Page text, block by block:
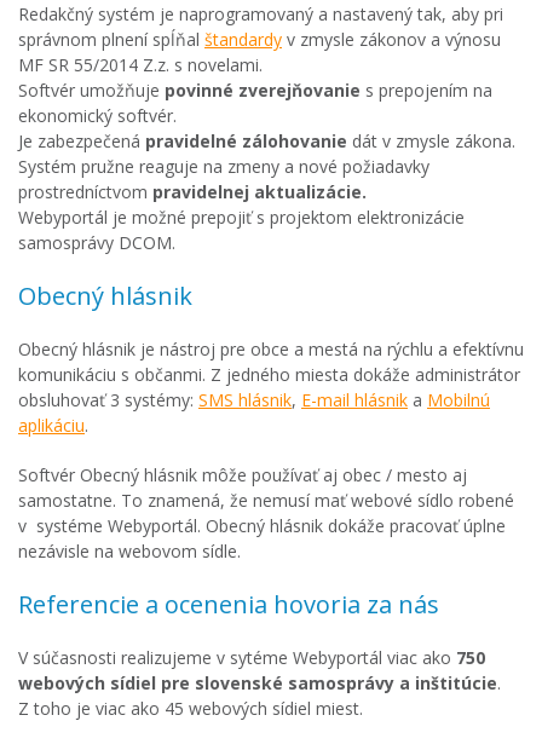
Redakčný systém je naprogramovaný a nastavený tak, aby pri
správnom plnení spĺňal štandardy v zmysle zákonov a výnosu
MF SR 55/2014 Z.z. s novelami.
Softvér umožňuje povinné zverejňovanie s prepojením na
ekonomický softvér.
Je zabezpečená pravidelné zálohovanie dát v zmysle zákona.
Systém pružne reaguje na zmeny a nové požiadavky
prostredníctvom pravidelnej aktualizácie.
Webyportál je možné prepojiť s projektom elektronizácie
samosprávy DCOM.
Obecný hlásnik
Obecný hlásnik je nástroj pre obce a mestá na rýchlu a efektívnu
komunikáciu s občanmi. Z jedného miesta dokáže administrátor
obsluhovať 3 systémy: SMS hlásnik, E-mail hlásnik a Mobilnú
aplikáciu.
Softvér Obecný hlásnik môže používať aj obec / mesto aj
samostatne. To znamená, že nemusí mať webové sídlo robené
v systéme Webyportál. Obecný hlásnik dokáže pracovať úplne
nezávisle na webovom sídle.
Referencie a ocenenia hovoria za nás
V súčasnosti realizujeme v sytéme Webyportál viac ako 750
webových sídiel pre slovenské samosprávy a inštitúcie.
Z toho je viac ako 45 webových sídiel miest.